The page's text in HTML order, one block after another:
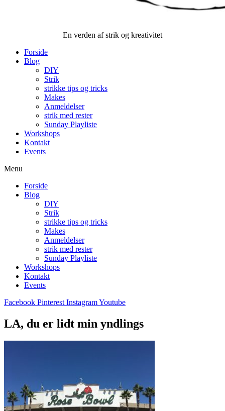
En verden af strik og kreativitet
Forside
Blog
DIY
Strik
strikke tips og tricks
Makes
Anmeldelser
strik med rester
Sunday Playliste
Workshops
Kontakt
Events
Menu
Forside
Blog
DIY
Strik
strikke tips og tricks
Makes
Anmeldelser
strik med rester
Sunday Playliste
Workshops
Kontakt
Events
Facebook Pinterest InstagramYoutube
LA, du er lidt min yndlings